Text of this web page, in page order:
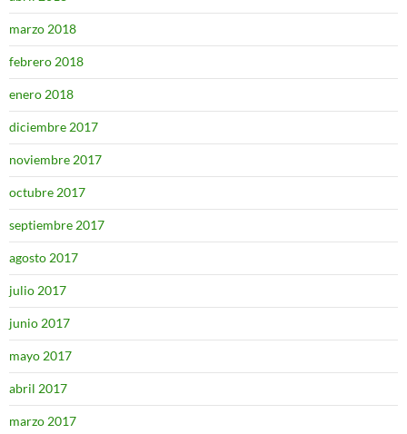
marzo 2018
febrero 2018
enero 2018
diciembre 2017
noviembre 2017
octubre 2017
septiembre 2017
agosto 2017
julio 2017
junio 2017
mayo 2017
abril 2017
marzo 2017